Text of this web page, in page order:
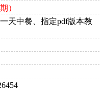
）
天中餐、指定pdf版本教